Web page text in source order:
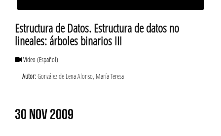
Estructura de Datos. Estructura de datos no
lineales: árboles binarios III
Vídeo(Español)
Autor:González de Lena Alonso, María Teresa
30 NOV 2009